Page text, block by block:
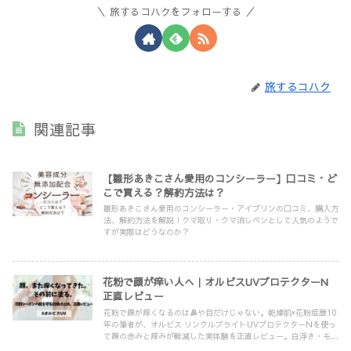
旅するコハクをフォローする
旅するコハク
関連記事
【雛形あきこさん愛用のコンシーラー】口コミ・ど
こで買える？解約方法は？
雛形あきこさん愛用のコンシーラー・アイプリンの口コミ、購入方
法、解約方法を解説！クマ取り・クマ消しペンとして人気のようで
すが実際はどうなのか？
花粉で顔が痒い人へ｜オルビスUVプロテクターN
正直レビュー
花粉で顔が痒くなるのは鼻や目だけじゃない。乾燥肌×花粉症歴10
年の筆者が、オルビス リンクルブライトUVプロテクターNを使っ
て顔の赤みと痒みが軽減した実体験を正直レビュー。白浮き・モロ